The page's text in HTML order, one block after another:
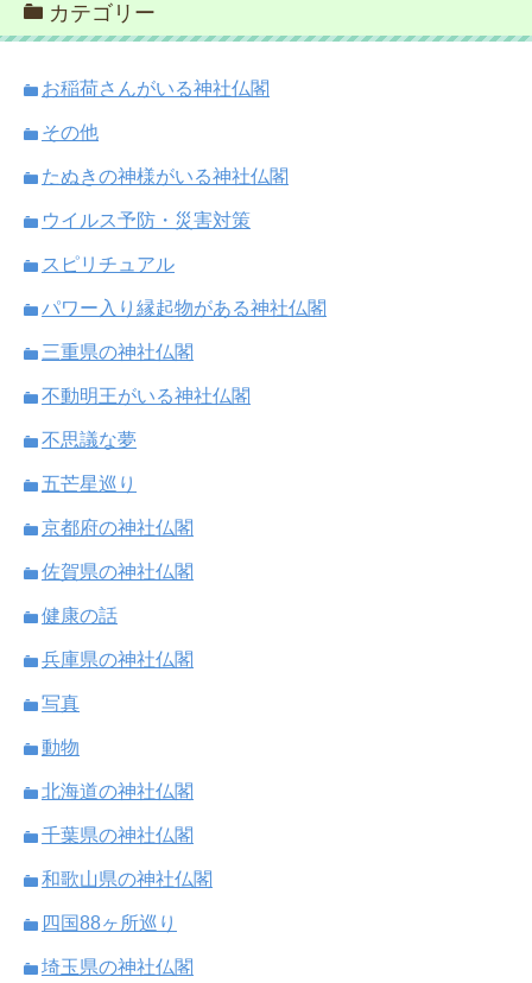
カテゴリー
お稲荷さんがいる神社仏閣
その他
たぬきの神様がいる神社仏閣
ウイルス予防・災害対策
スピリチュアル
パワー入り縁起物がある神社仏閣
三重県の神社仏閣
不動明王がいる神社仏閣
不思議な夢
五芒星巡り
京都府の神社仏閣
佐賀県の神社仏閣
健康の話
兵庫県の神社仏閣
写真
動物
北海道の神社仏閣
千葉県の神社仏閣
和歌山県の神社仏閣
四国88ヶ所巡り
埼玉県の神社仏閣